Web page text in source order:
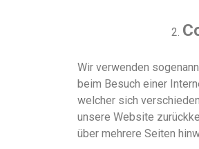
Wir verwenden
beim Besuch einer
welcher sich
unsere Website
über mehrere Seiten